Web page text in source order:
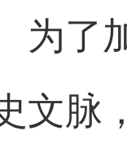
了加
文脉